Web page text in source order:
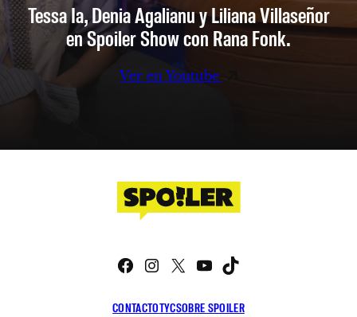
Tessa Ia, Denia Agalianu y Liliana Villaseñor
en Spoiler Show con Rana Fonk.
Ver en Youtube
CONTACTOTYCSOBRE SPOILER
Facebook
Instagram
X YouTube